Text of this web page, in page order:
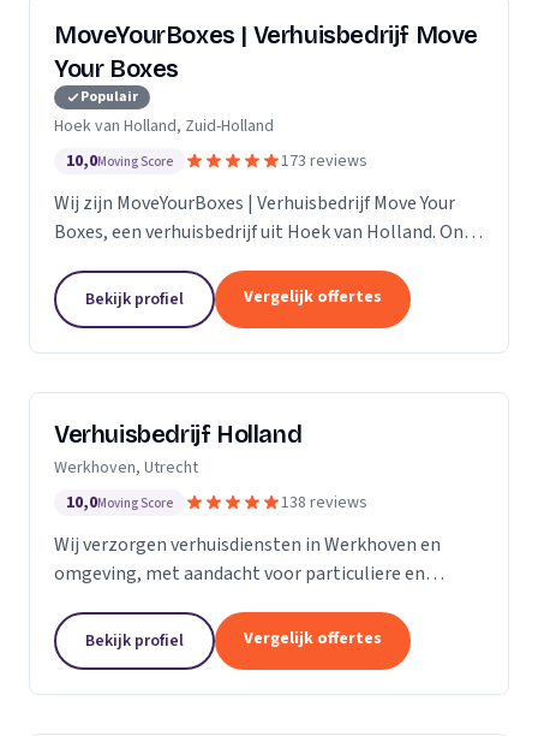
MoveYourBoxes | Verhuisbedrijf Move
Your Boxes
Populair
Hoek van Holland, Zuid-Holland
10,0Moving Score 173 reviews
Wij zijn MoveYourBoxes | Verhuisbedrijf Move Your
Boxes, een verhuisbedrijf uit Hoek van Holland. Ons
Bekijk profiel Vergelijk offertes
Verhuisbedrijf Holland
Werkhoven, Utrecht
10,0Moving Score 138 reviews
Wij verzorgen verhuisdiensten in Werkhoven en
omgeving, met aandacht voor particuliere en
Bekijk profiel Vergelijk offertes